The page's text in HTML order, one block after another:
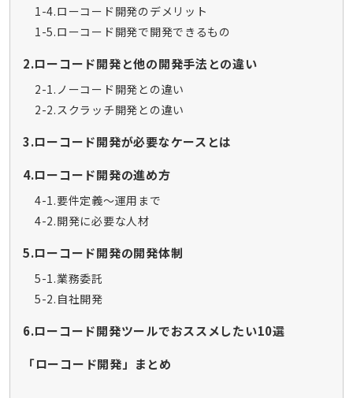
1-4.ローコード開発のデメリット
1-5.ローコード開発で開発できるもの
2.ローコード開発と他の開発手法との違い
2-1.ノーコード開発との違い
2-2.スクラッチ開発との違い
3.ローコード開発が必要なケースとは
4.ローコード開発の進め方
4-1.要件定義～運用まで
4-2.開発に必要な人材
5.ローコード開発の開発体制
5-1.業務委託
5-2.自社開発
6.ローコード開発ツールでおススメしたい10選
「ローコード開発」まとめ